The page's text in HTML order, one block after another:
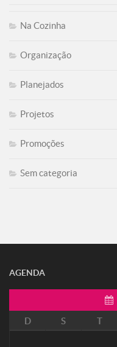
Na Cozinha
Organização
Planejados
Projetos
Promoções
Sem categoria
AGENDA
D
S T